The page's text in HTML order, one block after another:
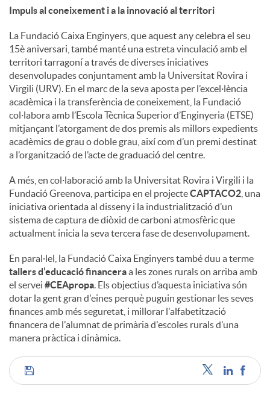
Impuls al coneixement i a la innovació al territori
La Fundació Caixa Enginyers, que aquest any celebra el seu
15è aniversari, també manté una estreta vinculació amb el
territori tarragoní a través de diverses iniciatives
desenvolupades conjuntament amb la Universitat Rovira i
Virgili (URV). En el marc de la seva aposta per l’excel·lència
acadèmica i la transferència de coneixement, la Fundació
col·labora amb l’Escola Tècnica Superior d’Enginyeria (ETSE)
mitjançant l’atorgament de dos premis als millors expedients
acadèmics de grau o doble grau, així com d’un premi destinat
a l’organització de l’acte de graduació del centre.
A més, en col·laboració amb la Universitat Rovira i Virgili i la
Fundació Greenova, participa en el projecteCAPTACO2 , una
iniciativa orientada al disseny i la industrialització d’un
sistema de captura de diòxid de carboni atmosfèric que
actualment inicia la seva tercera fase de desenvolupament.
En paral·lel, la Fundació Caixa Enginyers també duu a terme
tallers d’educació financeraa les zones rurals on arriba amb
el servei #CEApropa. Els objectius d’aquesta iniciativa són
dotar la gent gran d'eines perquè puguin gestionar les seves
finances amb més seguretat, i millorar l'alfabetització
financera de l'alumnat de primària d'escoles rurals d’una
manera pràctica i dinàmica.
C